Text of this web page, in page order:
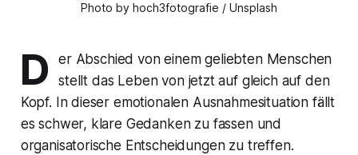
Photo by hoch3fotografie / Unsplash
D
er Abschied von einem geliebten Menschen
stellt das Leben von jetzt auf gleich auf den
Kopf. In dieser emotionalen Ausnahmesituation fällt
es schwer, klare Gedanken zu fassen und
organisatorische Entscheidungen zu treffen.